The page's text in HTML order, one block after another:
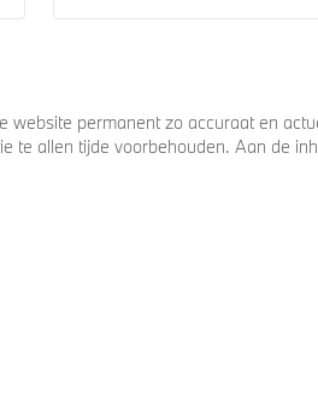
permanent zo accuraat en
allen tijde voorbehouden. Aan de